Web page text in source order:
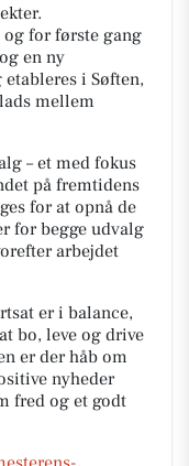
for første gang
en ny
i Søften,
mellem
– et med fokus
på fremtidens
for at opnå de
for begge udvalg
arbejdet
er i balance,
bo, leve og drive
er der håb om
nyheder
fred og et godt